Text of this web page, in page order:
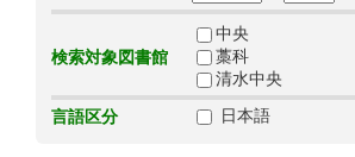
検索対象図書館
中央
藁科
清水中央
言語区分
日本語